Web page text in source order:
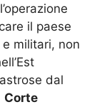
il paese
militari, non
dal
Corte